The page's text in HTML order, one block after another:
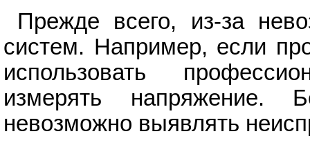
Прежде всего, из-за
систем. Например, если
использовать
измерять напряжение.
невозможно выявлять